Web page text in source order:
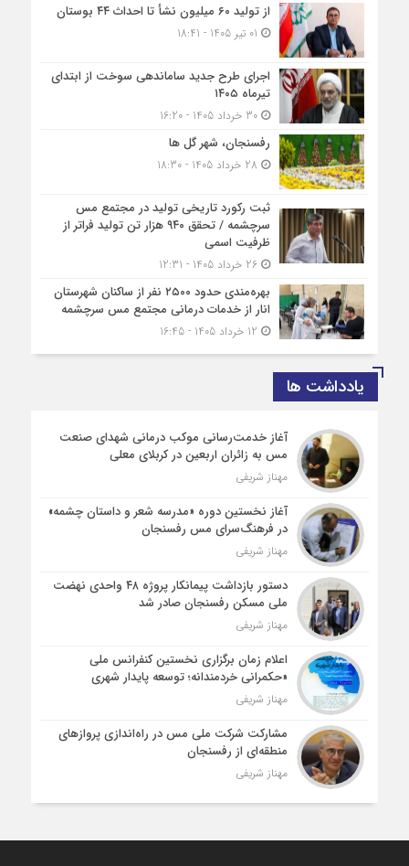
از تولید ۶۰ میلیون نشأ تا احداث ۴۴ بوستان
اجرای طرح جدید ساماندهی سوخت از ابتدای
تیرماه ۱۴۰۵
30 خرداد 1405 - 16:20
رفسنجان، شهر گل ها
ثبت رکورد تاریخی تولید در مجتمع مس
سرچشمه / تحقق ۹۴۰ هزار تن تولید فراتر از
ظرفیت اسمی
26 خرداد 1405 - 12:31
بهره‌مندی حدود ۲۵۰۰‌ نفر از ساکنان شهرستان
انار از خدمات درمانی مجتمع مس سرچشمه
یادداشت ها
آغاز خدمت‌رسانی موکب درمانی شهدای صنعت
مس به زائران اربعین در کربلای معلی
مهناز شریفی
آغاز نخستین دوره «مدرسه شعر و داستان چشمه»
در فرهنگ‌سرای مس رفسنجان
مهناز شریفی
دستور بازداشت پیمانکار پروژه ۴۸ واحدی نهضت
ملی مسکن رفسنجان صادر شد
مهناز شریفی
اعلام زمان برگزاری نخستین کنفرانس ملی
«حکمرانی خردمندانه؛ توسعه پایدار شهری
مهناز شریفی
مشارکت شرکت ملی مس در راه‌اندازی پروازهای
منطقه‌ای از رفسنجان
مهناز شریفی